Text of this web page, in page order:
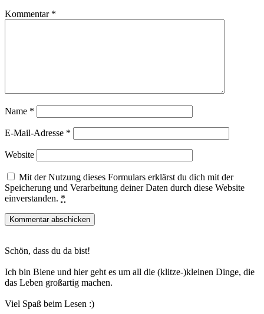
Kommentar *
Name *
E-Mail-Adresse *
Website
Mit der Nutzung dieses Formulars erklärst du dich mit der
Speicherung und Verarbeitung deiner Daten durch diese Website
einverstanden. *
Sidebar
Schön, dass du da bist!
Ich bin Biene und hier geht es um all die (klitze-)kleinen Dinge, die
das Leben großartig machen.
Viel Spaß beim Lesen :)